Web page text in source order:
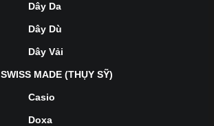
Dây Da
Dây Dù
Dây Vải
SWISS MADE (THỤY SỸ)
Casio
Doxa